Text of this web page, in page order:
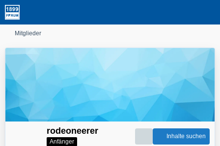
Mitglieder
rodeoneerer
Anfänger
Inhalte suchen